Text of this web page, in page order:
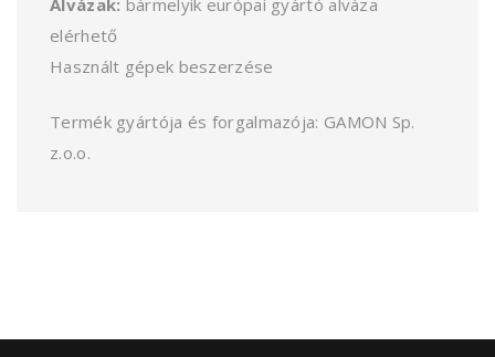
Alvázak: bármelyik európai gyártó alváza
elérhető
Használt gépek beszerzése
Termék gyártója és forgalmazója: GAMON Sp.
z.o.o.